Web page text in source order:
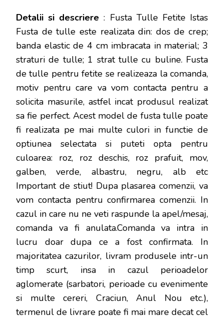
Detalii si descriere : Fusta Tulle Fetite Istas
Fusta de tulle este realizata din: dos de crep;
banda elastic de 4 cm imbracata in material; 3
straturi de tulle; 1 strat tulle cu buline. Fusta
de tulle pentru fetite se realizeaza la comanda,
motiv pentru care va vom contacta pentru a
solicita masurile, astfel incat produsul realizat
sa fie perfect. Acest model de fusta tulle poate
fi realizata pe mai multe culori in functie de
optiunea selectata si puteti opta pentru
culoarea: roz, roz deschis, roz prafuit, mov,
galben, verde, albastru, negru, alb etc
Important de stiut! Dupa plasarea comenzii, va
vom contacta pentru confirmarea comenzii. In
cazul in care nu ne veti raspunde la apel/mesaj,
comanda va fi anulata.Comanda va intra in
lucru doar dupa ce a fost confirmata. In
majoritatea cazurilor, livram produsele intr-un
timp scurt, insa in cazul perioadelor
aglomerate (sarbatori, perioade cu evenimente
si multe cereri, Craciun, Anul Nou etc.),
termenul de livrare poate fi mai mare decat cel